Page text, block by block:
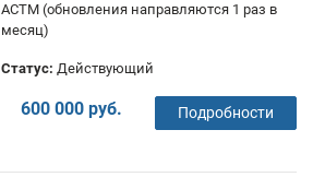
АСТМ (обновления направляются 1 раз в
месяц)
Статус: Действующий
600 000 руб. Подробности